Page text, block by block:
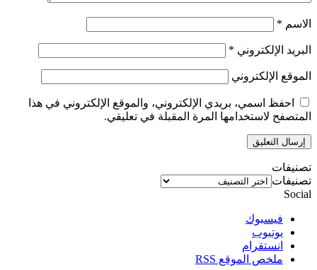
الاسم *
البريد الإلكتروني *
الموقع الإلكتروني
احفظ اسمي، بريدي الإلكتروني، والموقع الإلكتروني في هذا
المتصفح لاستخدامها المرة المقبلة في تعليقي.
تصنيفات
تصنيفات
Social
فيسبوك
يوتيوب
انستقرام
ملخص الموقع RSS